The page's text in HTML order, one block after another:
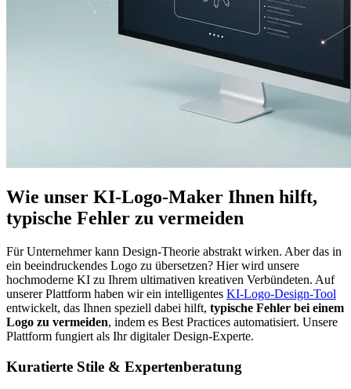
Wie unser KI-Logo-Maker Ihnen hilft,
typische Fehler zu vermeiden
Für Unternehmer kann Design-Theorie abstrakt wirken. Aber das in
ein beeindruckendes Logo zu übersetzen? Hier wird unsere
hochmoderne KI zu Ihrem ultimativen kreativen Verbündeten. Auf
unserer Plattform haben wir ein intelligentes KI-Logo-Design-Tool
entwickelt, das Ihnen speziell dabei hilft, typische Fehler bei einem
Logo zu vermeiden, indem es Best Practices automatisiert. Unsere
Plattform fungiert als Ihr digitaler Design-Experte.
Kuratierte Stile & Expertenberatung